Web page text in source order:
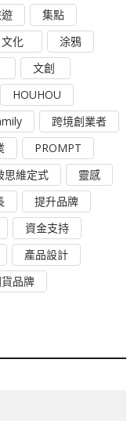
集點
文化
涂鴉
文創
HOUHOU
跨境創業者
PROMPT
思維定式
靈感
提升品牌
資金支持
產品設計
品牌